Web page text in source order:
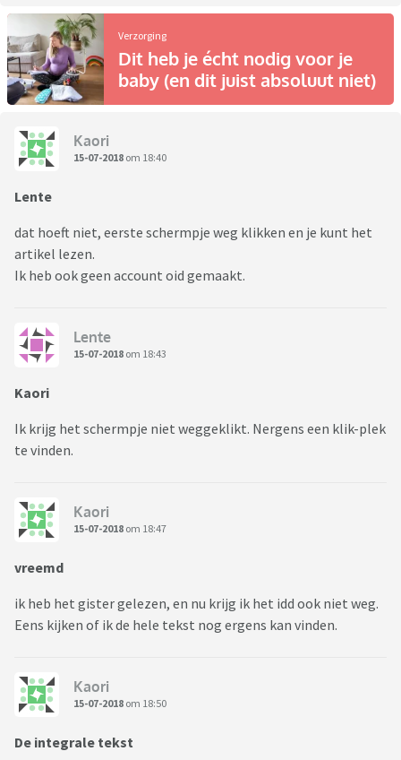
Verzorging
Dit heb je écht nodig voor je
baby (en dit juist absoluut niet)
Kaori
15-07-2018 om 18:40
Lente
dat hoeft niet, eerste schermpje weg klikken en je kunt het
artikel lezen.
Ik heb ook geen account oid gemaakt.
Lente
15-07-2018 om 18:43
Kaori
Ik krijg het schermpje niet weggeklikt. Nergens een klik-plek
te vinden.
Kaori
15-07-2018 om 18:47
vreemd
ik heb het gister gelezen, en nu krijg ik het idd ook niet weg.
Eens kijken of ik de hele tekst nog ergens kan vinden.
Kaori
15-07-2018 om 18:50
De integrale tekst